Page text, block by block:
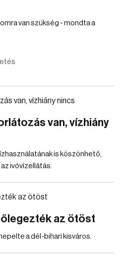
van szükség - mondta a
van, vízhiány
is köszönhető,
ivóvízellátás.
az ötöst
a dél-bihari kisváros.